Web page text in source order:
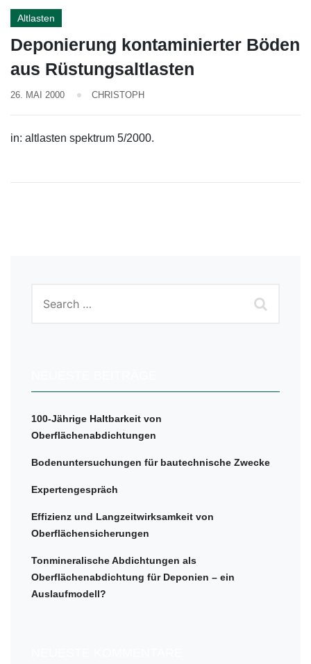
Altlasten
Deponierung kontaminierter Böden
aus Rüstungsaltlasten
26. MAI 2000 CHRISTOPH
in: altlasten spektrum 5/2000.
100-Jährige Haltbarkeit von
Oberflächenabdichtungen
Bodenuntersuchungen für bautechnische Zwecke
Expertengespräch
Effizienz und Langzeitwirksamkeit von
Oberflächensicherungen
Tonmineralische Abdichtungen als
Oberflächenabdichtung für Deponien – ein
Auslaufmodell?